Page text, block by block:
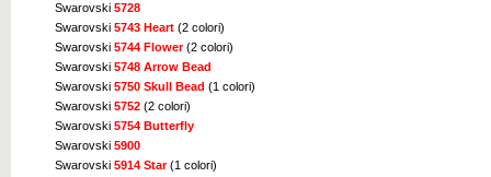
Swarovski 5728
Swarovski 5743 Heart (2 colori)
Swarovski 5744 Flower(2 colori)
Swarovski 5748 Arrow Bead
Swarovski 5750 Skull Bead (1 colori)
Swarovski 5752 (2 colori)
Swarovski 5754 Butterfly
Swarovski 5900
Swarovski 5914 Star(1 colori)